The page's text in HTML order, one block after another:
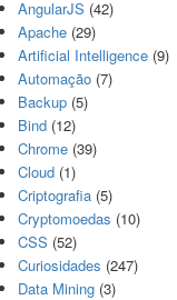
AngularJS (42)
Apache (29)
Artificial Intelligence (9)
Automação (7)
Backup (5)
Bind (12)
Chrome (39)
Cloud (1)
Criptografia (5)
Cryptomoedas (10)
CSS (52)
Curiosidades (247)
Data Mining (3)